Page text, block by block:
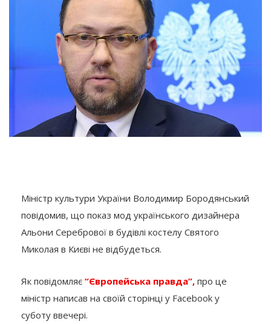
Міністр культури України Володимир Бородянський
повідомив, що показ мод українського дизайнера
Альони Серебрової в будівлі костелу Святого
Миколая в Києві не відбудеться.
Як повідомляє “Європейська правда”, про це
міністр написав на своїй сторінці у Facebook у
суботу ввечері.